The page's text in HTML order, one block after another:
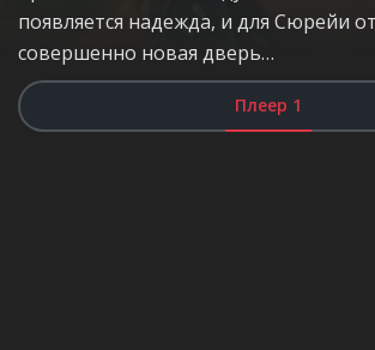
появляется надежда, и для Сюрейи
совершенно новая дверь…
Плеер 1